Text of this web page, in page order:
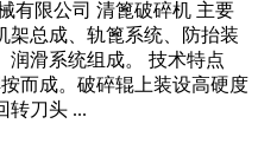
有限公司 清篦破碎机 主要
架总成、轨篦系统、防抬装
润滑系统组成。 技术特点
而成。破碎辊上装设高硬度
转刀头 ...